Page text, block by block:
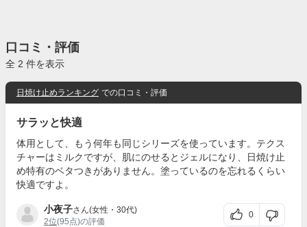
口コミ・評価
全 2 件を表示
日焼け止めランキング での口コミ・評価
サラッと快適
体用として、もう何年も同じシリーズを使っています。テクス
チャーはミルクですが、肌にのせるとジェルになり、日焼け止
め特有のベタつきがありません。塗っているのを忘れるくらい
快適ですよ。
小夜子さん(女性・30代)
2位(95点)の評価
0